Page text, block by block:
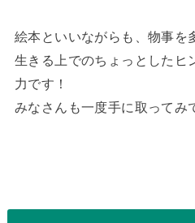
絵本といいながらも、物事を
生きる上でのちょっとしたヒ
力です！
みなさんも一度手に取ってみ